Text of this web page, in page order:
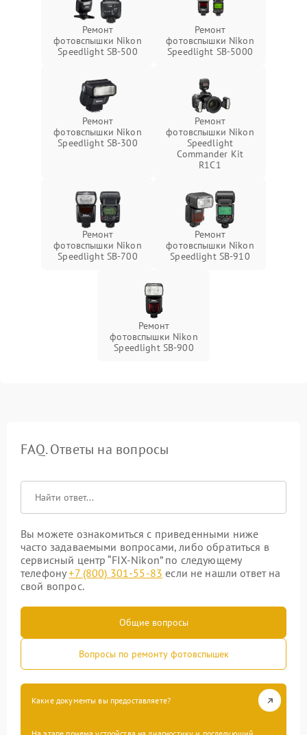
Ремонт
фотовспышки Nikon
Speedlight SB-500
Ремонт
фотовспышки Nikon
Speedlight SB-5000
Ремонт
фотовспышки Nikon
Speedlight SB-300
Ремонт
фотовспышки Nikon
Speedlight
Commander Kit
R1C1
Ремонт
фотовспышки Nikon
Speedlight SB-700
Ремонт
фотовспышки Nikon
Speedlight SB-910
Ремонт
фотовспышки Nikon
Speedlight SB-900
FAQ. Ответы на вопросы
Вы можете ознакомиться с приведенными ниже
часто задаваемыми вопросами, либо обратиться в
сервисный центр “FIX-Nikon” по следующему
телефону+7 (800) 301-55-83 если не нашли ответ на
свой вопрос.
Общие вопросы
Вопросы по ремонту фотовспышек
Какие документы вы предоставляете?